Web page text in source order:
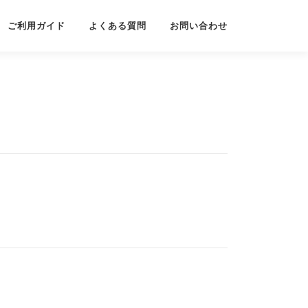
ご利用ガイド よくある質問 お問い合わせ